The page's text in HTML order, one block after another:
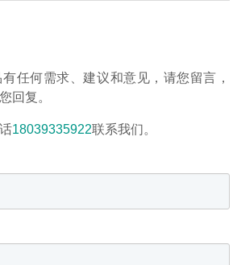
任何需求、建议和意见，请您留言，
回复。
18039335922联系我们。